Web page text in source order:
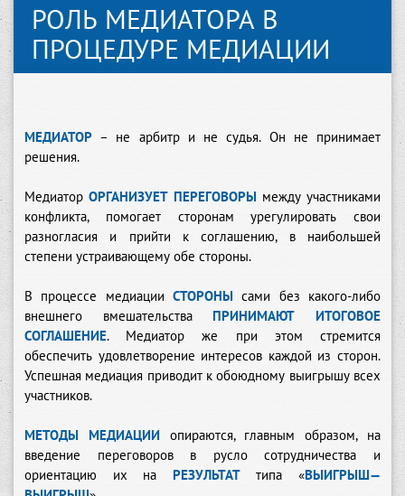
РОЛЬ МЕДИАТОРА В
ПРОЦЕДУРЕ МЕДИАЦИИ
МЕДИАТОР – не арбитр и не судья. Он не принимает
решения.
Медиатор ОРГАНИЗУЕТ ПЕРЕГОВОРЫ между участниками
конфликта, помогает сторонам урегулировать свои
разногласия и прийти к соглашению, в наибольшей
степени устраивающему обе стороны.
В процессе медиации СТОРОНЫ сами без какого-либо
внешнего вмешательстваПРИНИМАЮТ ИТОГОВОЕ
СОГЛАШЕНИЕ. Медиатор же при этом стремится
обеспечить удовлетворение интересов каждой из сторон.
Успешная медиация приводит к обоюдному выигрышу всех
участников.
МЕТОДЫ МЕДИАЦИИ опираются, главным образом, на
введение переговоров в русло сотрудничества и
ориентацию их на РЕЗУЛЬТАТтипа «ВЫИГРЫШ—